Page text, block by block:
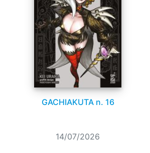
GACHIAKUTA n. 16
14/07/2026